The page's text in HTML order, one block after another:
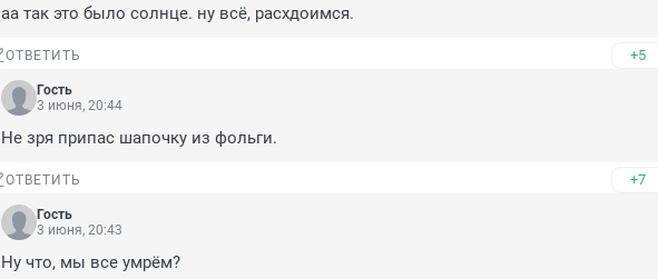
аа так это было солнце. ну всё, расхдоимся.
ОТВЕТИТЬ +5
Гость
3 июня, 20:44
Не зря припас шапочку из фольги.
ОТВЕТИТЬ +7
Гость
3 июня, 20:43
Ну что, мы все умрём?